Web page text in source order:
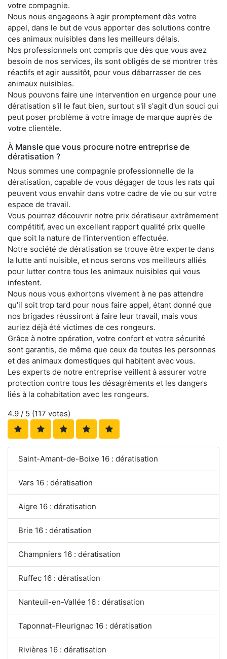
votre compagnie.
Nous nous engageons à agir promptement dès votre
appel, dans le but de vous apporter des solutions contre
ces animaux nuisibles dans les meilleurs délais.
Nos professionnels ont compris que dès que vous avez
besoin de nos services, ils sont obligés de se montrer très
réactifs et agir aussitôt, pour vous débarrasser de ces
animaux nuisibles.
Nous pouvons faire une intervention en urgence pour une
dératisation s'il le faut bien, surtout s'il s'agit d'un souci qui
peut poser problème à votre image de marque auprès de
votre clientèle.
À Mansle que vous procure notre entreprise de
dératisation ?
Nous sommes une compagnie professionnelle de la
dératisation, capable de vous dégager de tous les rats qui
peuvent vous envahir dans votre cadre de vie ou sur votre
espace de travail.
Vous pourrez découvrir notre prix dératiseur extrêmement
compétitif, avec un excellent rapport qualité prix quelle
que soit la nature de l'intervention effectuée.
Notre société de dératisation se trouve être experte dans
la lutte anti nuisible, et nous serons vos meilleurs alliés
pour lutter contre tous les animaux nuisibles qui vous
infestent.
Nous nous vous exhortons vivement à ne pas attendre
qu'il soit trop tard pour nous faire appel, étant donné que
nos brigades réussiront à faire leur travail, mais vous
auriez déjà été victimes de ces rongeurs.
Grâce à notre opération, votre confort et votre sécurité
sont garantis, de même que ceux de toutes les personnes
et des animaux domestiques qui habitent avec vous.
Les experts de notre entreprise veillent à assurer votre
protection contre tous les désagréments et les dangers
liés à la cohabitation avec les rongeurs.
4.9 / 5 (117 votes)
Saint-Amant-de-Boixe 16 : dératisation
Vars 16 : dératisation
Aigre 16 : dératisation
Brie 16 : dératisation
Champniers 16 : dératisation
Ruffec 16 : dératisation
Nanteuil-en-Vallée 16 : dératisation
Taponnat-Fleurignac 16 : dératisation
Rivières 16 : dératisation